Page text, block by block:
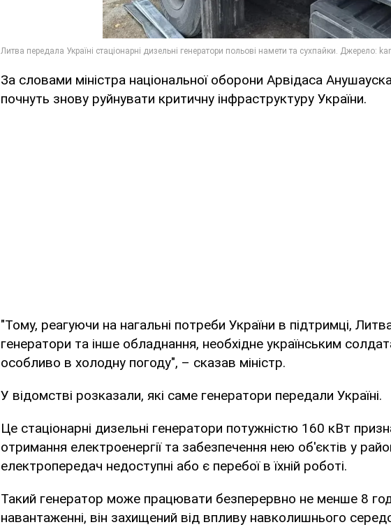
За словами міністра національної оборони Арвідаса
почнуть знову руйнувати критичну інфраструктуру України.
"Тому, реагуючи на нагальні потреби України в підтримці,
генератори та інше обладнання, необхідне українським
особливо в холодну погоду", – сказав міністр.
У відомстві розказали, які саме генератори передали Україні.
Це стаціонарні дизельні генератори потужністю 160 кВт
отримання електроенергії та забезпечення нею об'єктів у
електропередач недоступні або є перебої в їхній роботі.
Такий генератор може працювати безперервно не менше 8
навантаженні, він захищений від впливу навколишнього